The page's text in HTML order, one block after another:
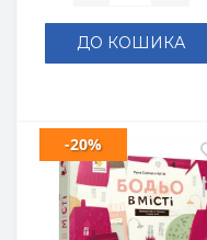
ДО КОШИКА
-20%